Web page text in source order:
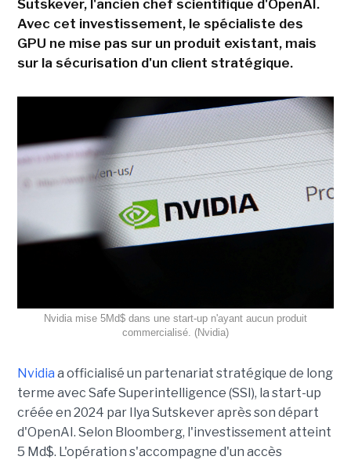
Sutskever, l'ancien chef scientifique d'OpenAI.
Avec cet investissement, le spécialiste des
GPU ne mise pas sur un produit existant, mais
sur la sécurisation d'un client stratégique.
Nvidia mise 5Md$ dans une start-up n'ayant aucun produit
commercialisé. (Nvidia)
Nvidia a officialisé un partenariat stratégique de long
terme avec Safe Superintelligence (SSI), la start-up
créée en 2024 par Ilya Sutskever après son départ
d'OpenAI. Selon Bloomberg, l'investissement atteint
5 Md$. L'opération s'accompagne d'un accès